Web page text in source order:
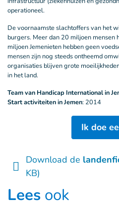
operationeel.
De voornaamste slachtoffers van het
burgers. Meer dan 20 miljoen mensen
miljoen Jemenieten hebben geen
mensen zijn nog steeds ontheemd
organisaties blijven grote
in het land.
Team van Handicap International in
Start activiteiten in Jemen: 2014
Ik doe
Download de
KB)
Lees ook